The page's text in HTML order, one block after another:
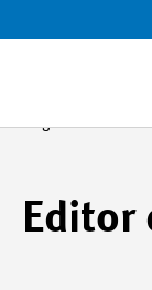
Pagina di
Editor